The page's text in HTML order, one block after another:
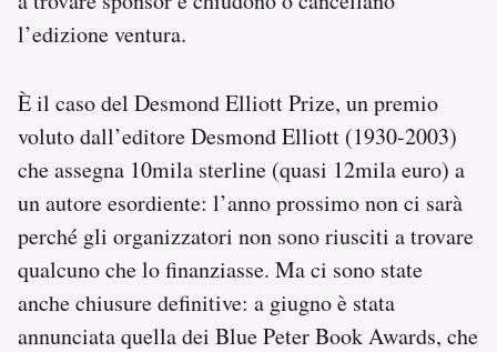
l’edizione ventura.
È il caso del Desmond Elliott Prize, un premio
voluto dall’editore Desmond Elliott (1930-2003)
che assegna 10mila sterline (quasi 12mila euro) a
un autore esordiente: l’anno prossimo non ci sarà
perché gli organizzatori non sono riusciti a trovare
qualcuno che lo finanziasse. Ma ci sono state
anche chiusure definitive: a giugno è stata
annunciata quella dei Blue Peter Book Awards, che